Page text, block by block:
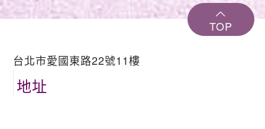
台北市愛國東路22號11樓
地址
TOP